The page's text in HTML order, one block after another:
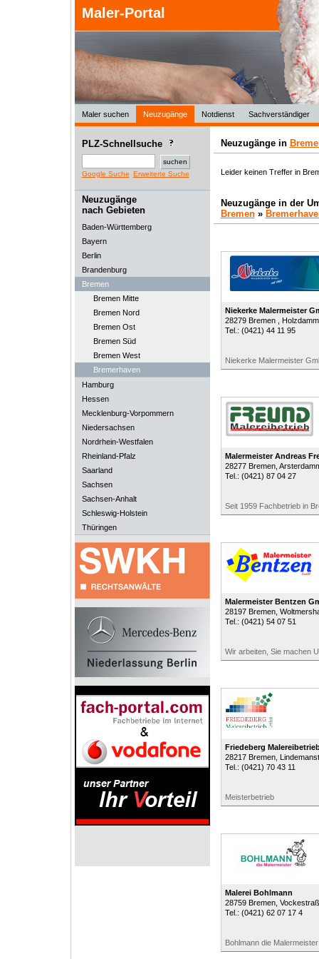
Maler-Portal
Maler suchen Neuzugänge Notdienst Sachverständiger
PLZ-Schnellsuche
Google Suche Erweiterte Suche
Neuzugänge
nach Gebieten
Baden-Württemberg
Bayern
Berlin
Brandenburg
Bremen
Bremen Mitte
Bremen Nord
Bremen Ost
Bremen Süd
Bremen West
Bremerhaven
Hamburg
Hessen
Mecklenburg-Vorpommern
Niedersachsen
Nordrhein-Westfalen
Rheinland-Pfalz
Saarland
Sachsen
Sachsen-Anhalt
Schleswig-Holstein
Thüringen
Neuzugänge in
Leider keinen Treffer in
Neuzugänge in der
Bremen»
Niekerke Malermeister
28279 Bremen
,
Tel.: (0421) 44 11 95
Niekerke Malermeister
Malermeister Andreas
28277 Bremen,
Tel.: (0421) 87 04 27
Seit 1959 Fachbetrieb in
Malermeister Bentzen
28197 Bremen,
Tel.: (0421) 54 07 51
Wir arbeiten, Sie machen
Friedeberg
28217 Bremen,
Tel.: (0421) 70 43 11
Meisterbetrieb
Malerei Bohlmann
28759 Bremen,
Tel.: (0421) 62 07 17 4
Bohlmann die Malermeister